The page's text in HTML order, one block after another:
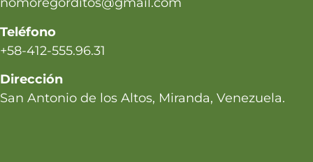
nomoregorditos@gmail.com
Teléfono
+58-412-555.96.31
Dirección
San Antonio de los Altos, Miranda, Venezuela.